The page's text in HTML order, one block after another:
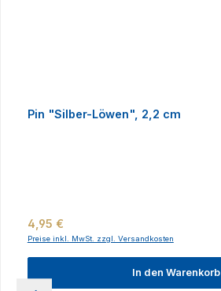
Pin "Silber-Löwen", 2,2 cm
Regulärer Preis:
4,95 €
Preise inkl. MwSt. zzgl. Versandkosten
In den Warenkorb